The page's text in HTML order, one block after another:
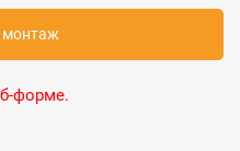
монтаж
форме.